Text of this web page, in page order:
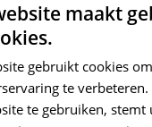
met
maakt
gebruikt cookies
te
te gebruiken, stemt